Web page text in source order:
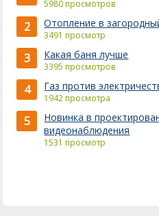
5980 просмотров
2 Отопление в
3491 просмотр
3 Какая баня лучше
3395 просмотров
4 Газ против
1942 просмотра
5
Новинка в
видеонаблюдения
1531 просмотр